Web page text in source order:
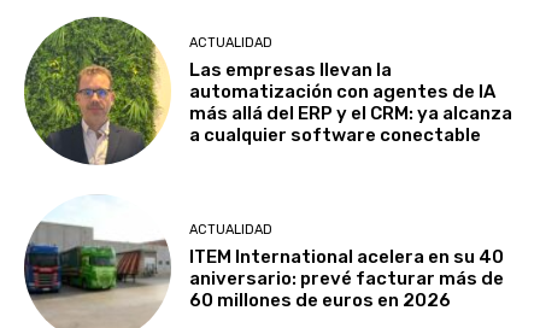
ACTUALIDAD
Las empresas llevan la
automatización con agentes de IA
más allá del ERP y el CRM: ya alcanza
a cualquier software conectable
ACTUALIDAD
ITEM International acelera en su 40
aniversario: prevé facturar más de
60 millones de euros en 2026